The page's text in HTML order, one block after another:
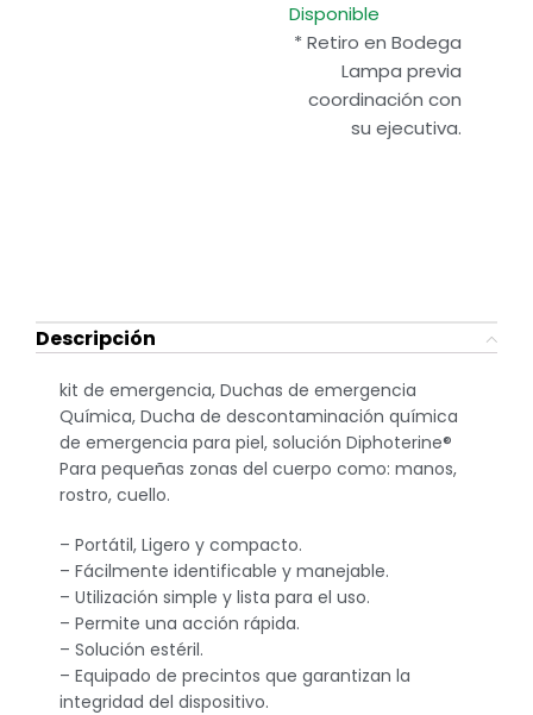
Disponible
* Retiro en Bodega
Lampa previa
coordinación con
su ejecutiva.
Descripción
kit de emergencia, Duchas de emergencia
Química, Ducha de descontaminación química
de emergencia para piel, solución Diphoterine®
Para pequeñas zonas del cuerpo como: manos,
rostro, cuello.
– Portátil, Ligero y compacto.
– Fácilmente identificable y manejable.
– Utilización simple y lista para el uso.
– Permite una acción rápida.
– Solución estéril.
– Equipado de precintos que garantizan la
integridad del dispositivo.